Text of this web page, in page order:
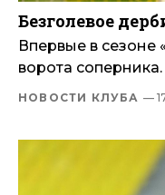
Безголевое
Впервые в сезоне
ворота соперника.
НОВОСТИ КЛУБА —